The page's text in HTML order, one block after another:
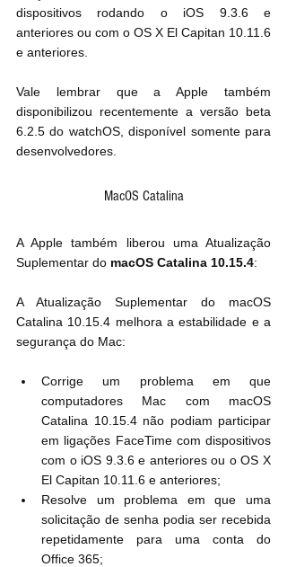
dispositivos rodando o iOS 9.3.6 e
anteriores ou com o OS X El Capitan 10.11.6
e anteriores.
Vale lembrar que a Apple também
disponibilizou recentemente a versão beta
6.2.5 do watchOS, disponível somente para
desenvolvedores.
MacOS Catalina
A Apple também liberou uma Atualização
Suplementar do macOS Catalina 10.15.4:
A Atualização Suplementar do macOS
Catalina 10.15.4 melhora a estabilidade e a
segurança do Mac:
Corrige um problema em que
computadores Mac com macOS
Catalina 10.15.4 não podiam participar
em ligações FaceTime com dispositivos
com o iOS 9.3.6 e anteriores ou o OS X
El Capitan 10.11.6 e anteriores;
Resolve um problema em que uma
solicitação de senha podia ser recebida
repetidamente para uma conta do
Office 365;